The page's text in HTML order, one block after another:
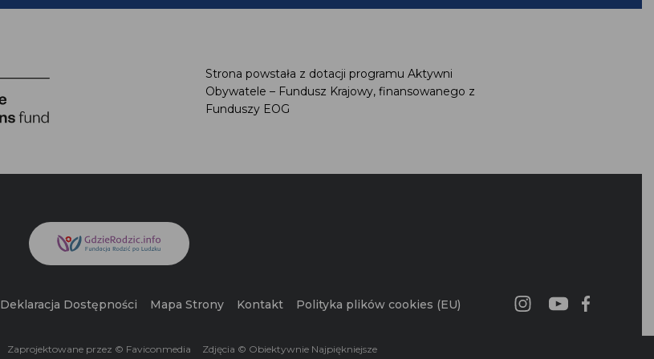
Strona powstała z dotacji programu Aktywni
Obywatele – Fundusz Krajowy, finansowanego z
Funduszy EOG
Deklaracja Dostępności Mapa Strony Kontakt Polityka plików cookies (EU)
Zaprojektowane przez © Faviconmedia Zdjęcia © Obiektywnie Najpiękniejsze